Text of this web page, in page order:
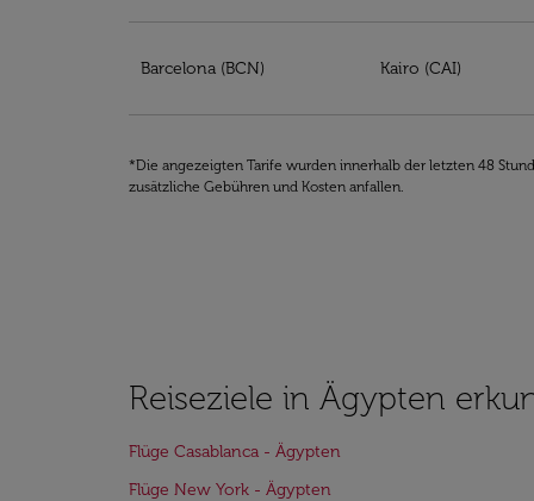
Barcelona (BCN) Kairo (CAI)
*Die angezeigten Tarife wurden innerhalb der letzten 48
zusätzliche Gebühren und Kosten anfallen.
Reiseziele in Ägypten
Flüge Casablanca - Ägypten
Flüge New York - Ägypten